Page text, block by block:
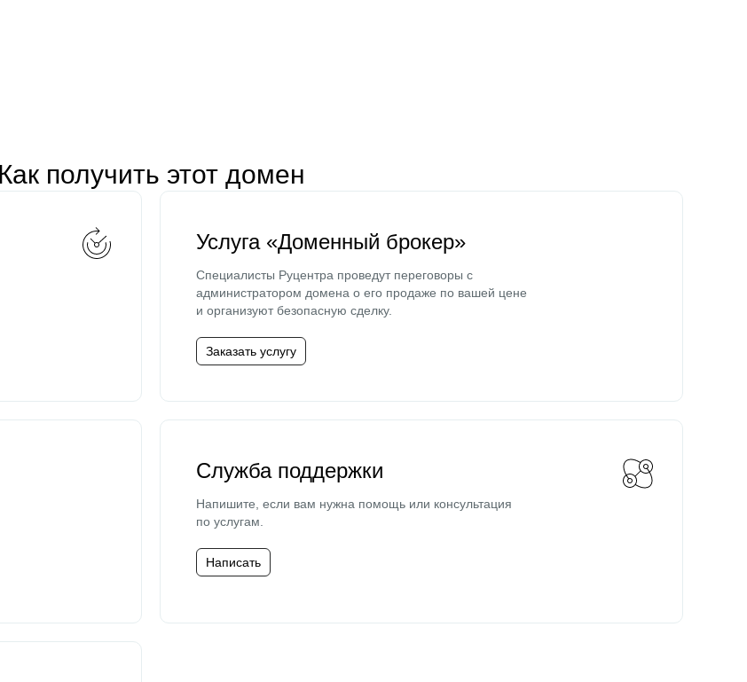
Как получить этот домен
Услуга «Доменный брокер»
Специалисты Руцентра проведут переговоры с
администратором домена о его продаже по вашей цене
и организуют безопасную сделку.
Заказать услугу
Служба поддержки
Напишите, если вам нужна помощь или консультация
по услугам.
Написать